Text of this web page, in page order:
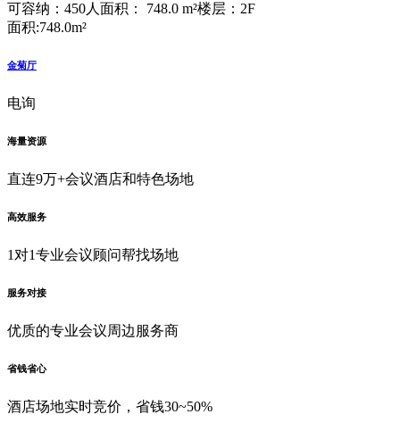
可容纳：450人 面积： 748.0 m²楼层：2F
面积:748.0m²
金菊厅
电询
海量资源
直连9万+会议酒店和特色场地
高效服务
1对1专业会议顾问帮找场地
服务对接
优质的专业会议周边服务商
省钱省心
酒店场地实时竞价，省钱30~50%